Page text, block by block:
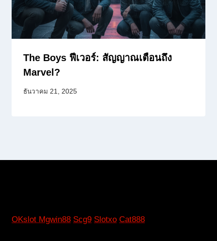
The Boys ฟีเวอร์: สัญญาณเตือนถึง
Marvel?
ธันวาคม 21, 2025
OKslot Mgwin88 Scg9 Slotxo Cat888